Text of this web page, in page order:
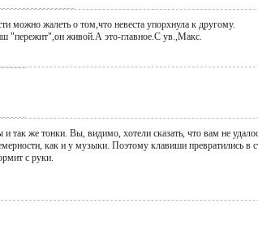
можно жалеть о том,что невеста упорхнула к другому.
"пережит",он живой.А это-главное.С ув.,Макс.
так же тонки. Вы, видимо, хотели сказать, что вам не
как и у музыки. Поэтому клавиши превратились
с руки.